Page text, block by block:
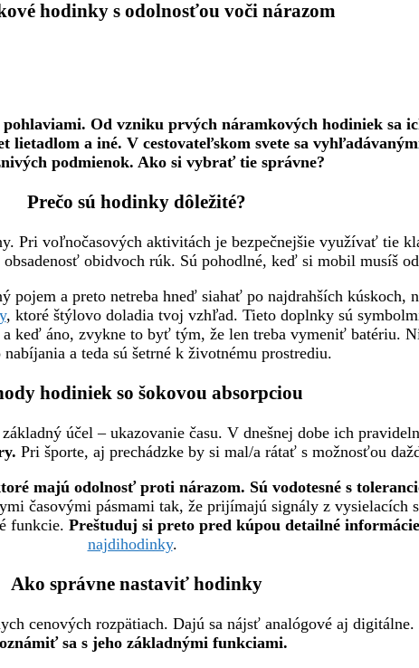
hodinky s odolnosťou voči nárazom
Od vzniku prvých náramkových hodiniek sa
lietadlom a iné. V cestovateľskom svete sa
podmienok. Ako si vybrať tie správne?
Prečo sú hodinky dôležité?
Pri voľnočasových aktivitách je bezpečnejšie využívať tie
obidvoch rúk. Sú pohodlné, keď si mobil musíš
pojem a preto netreba hneď siahať po najdrahších kúskoch,
, ktoré štýlovo doladia tvoj vzhľad. Tieto doplnky sú
keď áno, zvykne to byť tým, že len treba vymeniť batériu.
nabíjania a teda sú šetrné k životnému prostrediu.
hodiniek so šokovou absorpciou
účel – ukazovanie času. V dnešnej dobe ich
Pri športe, aj prechádzke by si mal/a rátať s možnosťou
majú odolnosť proti nárazom. Sú vodotesné s
časovými pásmami tak, že prijímajú signály z vysielacích
funkcie. Preštuduj si preto pred kúpou detailné
najdihodinky.
Ako správne nastaviť hodinky
cenových rozpätiach. Dajú sa nájsť analógové aj digitálne.
sa s jeho základnými funkciami.